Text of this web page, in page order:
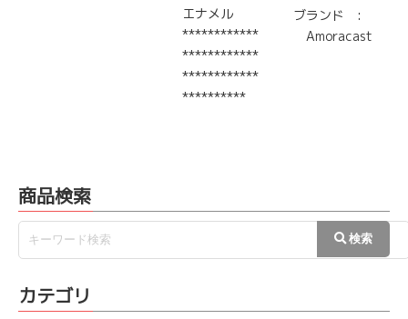
エナメル
************
************
************
**********
ブランド :
Amoracast
商品検索
カテゴリ